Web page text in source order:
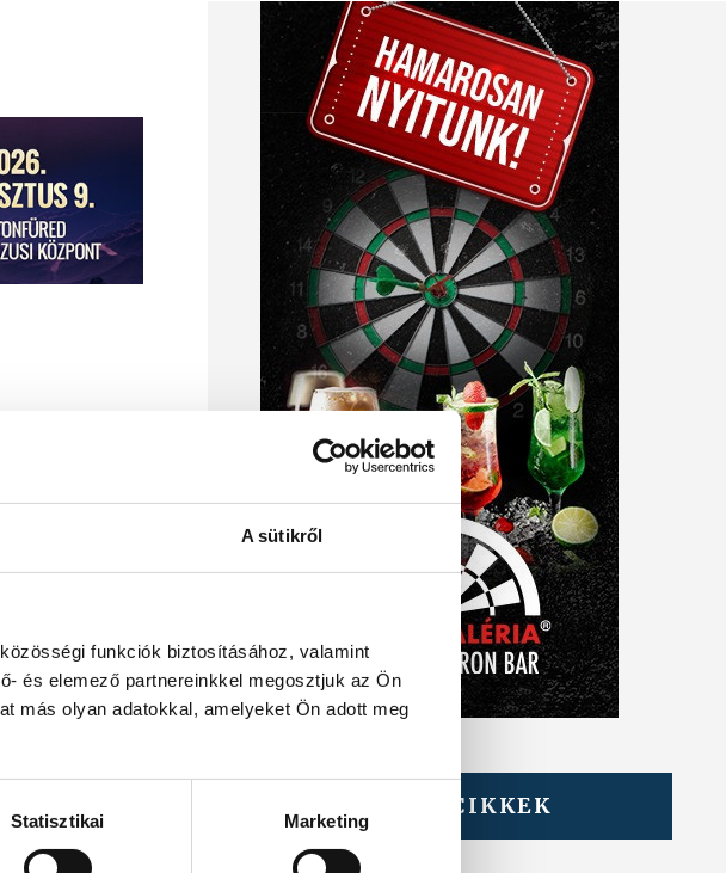
A sütikről
funkciók biztosításához, valamint
és elemező partnereinkkel megosztjuk az Ön
más olyan adatokkal, amelyeket Ön adott meg
Statisztikai Marketing
konzultációt
törekszik,
és
TOVÁBBI CIKKEK
BALATON